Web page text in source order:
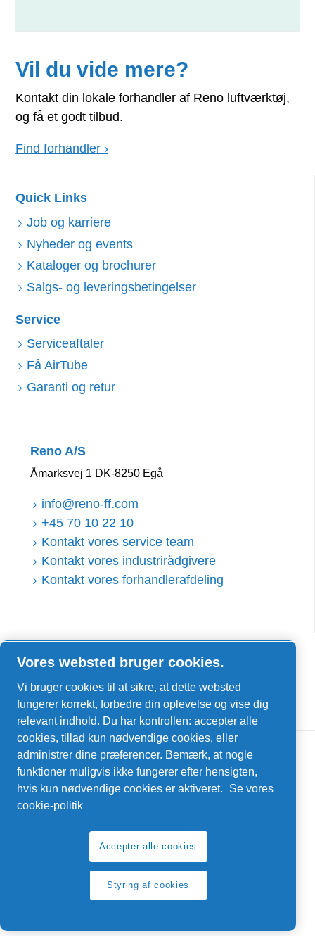
Vil du vide mere?
Kontakt din lokale forhandler af Reno luftværktøj,
og få et godt tilbud.
Find forhandler ›
Quick Links
Job og karriere
Nyheder og events
Kataloger og brochurer
Salgs- og leveringsbetingelser
Service
Serviceaftaler
Få AirTube
Garanti og retur
Reno A/S
Åmarksvej 1 DK-8250 Egå
info@reno-ff.com
+45 70 10 22 10
Kontakt vores service team
Kontakt vores industrirådgivere
Kontakt vores forhandlerafdeling
LinkedIn
Facebook
YouTube
Juridisk meddelelse og privatlivspolitik
Styring af cookies
Produkt compliance
Vores websted bruger cookies.
Vi bruger cookies til at sikre, at dette websted
fungerer korrekt, forbedre din oplevelse og vise dig
relevant indhold. Du har kontrollen: accepter alle
cookies, tillad kun nødvendige cookies, eller
administrer dine præferencer. Bemærk, at nogle
funktioner muligvis ikke fungerer efter hensigten,
hvis kun nødvendige cookies er aktiveret.
Se vores
cookie-politik
Accepter alle cookies
Styring af cookies